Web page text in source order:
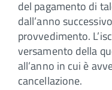
del pagamento di
dall’anno
provvedimento.
versamento della
all’anno in cui è
cancellazione.